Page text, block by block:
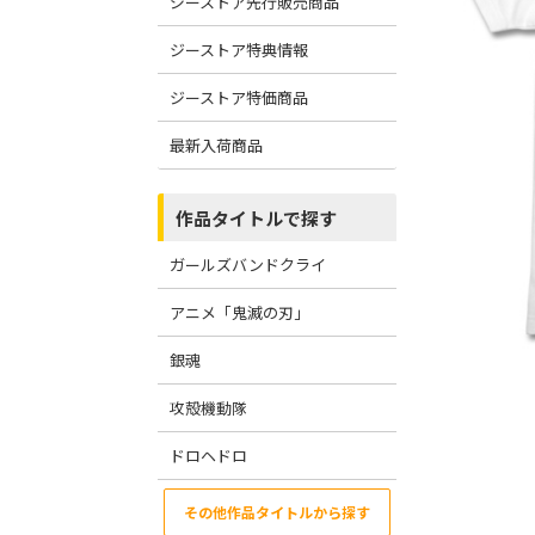
ジーストア特典情報
ジーストア特価商品
最新入荷商品
作品タイトルで探す
ガールズバンドクライ
アニメ「鬼滅の刃」
銀魂
攻殻機動隊
ドロヘドロ
その他作品タイトルから探す